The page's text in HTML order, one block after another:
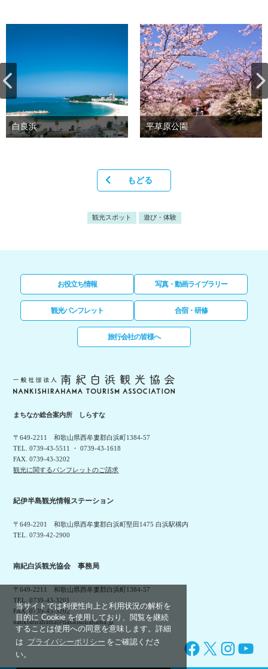
当サイトでは利便性向上と利用状況の解析を
目的に Cookie を使用しており、閲覧を継続
することは使用への同意を意味します。詳細
は プライバシーポリシー をご確認くださ
い。
白良浜 平草原公園
もどる
観光スポット 遊び・体験
お役立ち情報 写真・動画ライブラリー
観光パンフレット 合宿・研修
旅行会社の皆様へ
まちなか総合案内所 しらすな
〒649-2211 和歌山県西牟婁郡白浜町1384-57
TEL. 0739-43-5511 ・ 0739-43-1618
FAX. 0739-43-3202
観光に関するパンフレットのご請求
紀伊半島観光情報ステーション
〒649-2201 和歌山県西牟婁郡白浜町堅田1475 白浜駅構内
TEL. 0739-42-2900
南紀白浜観光協会 事務局
〒649-2211 和歌山県西牟婁郡白浜町1384-57
TEL. 0739-43-3201
FAX. 0739-43-3202
nankishirahama@nankishirahama.jp
Facebook X Instagram YouTube